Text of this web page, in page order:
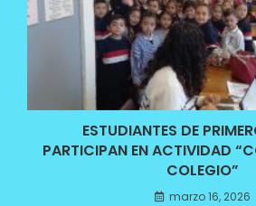
ESTUDIANTES DE
PARTICIPAN EN ACTIVIDAD
COLEGIO”
marzo 16, 2026